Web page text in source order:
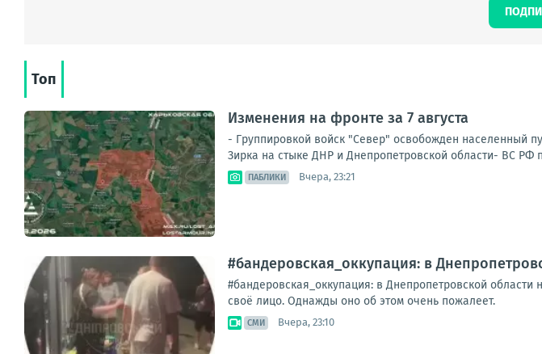
Топ
Изменения на фронте за 7 августа
- Группировкой войск "Север" освобожден населенный
Зирка на стыке ДНР и Днепропетровской области- ВС РФ
ПАБЛИКИ Вчера, 23:21
#бандеровская_оккупация: в
#бандеровская_оккупация: в Днепропетровской
своё лицо. Однажды оно об этом очень пожалеет.
СМИ Вчера, 23:10